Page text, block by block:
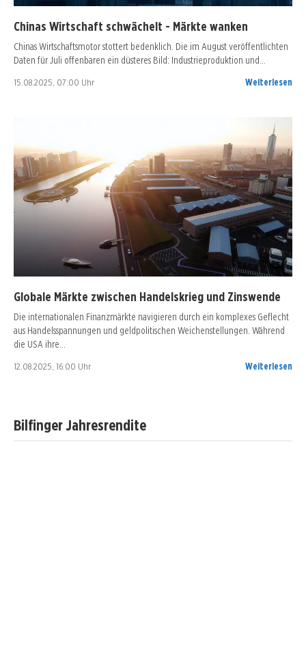
Chinas Wirtschaft schwächelt - Märkte wanken
Chinas Wirtschaftsmotor stottert bedenklich. Die im August veröffentlichten
Daten für Juli offenbaren ein düsteres Bild: Industrieproduktion und…
15.08.2025, 07:00 Uhr Weiterlesen
Globale Märkte zwischen Handelskrieg und Zinswende
Die internationalen Finanzmärkte navigieren durch ein komplexes Geflecht
aus Handelsspannungen und geldpolitischen Weichenstellungen. Während
die USA ihre…
12.08.2025, 16:00 Uhr Weiterlesen
Bilfinger Jahresrendite